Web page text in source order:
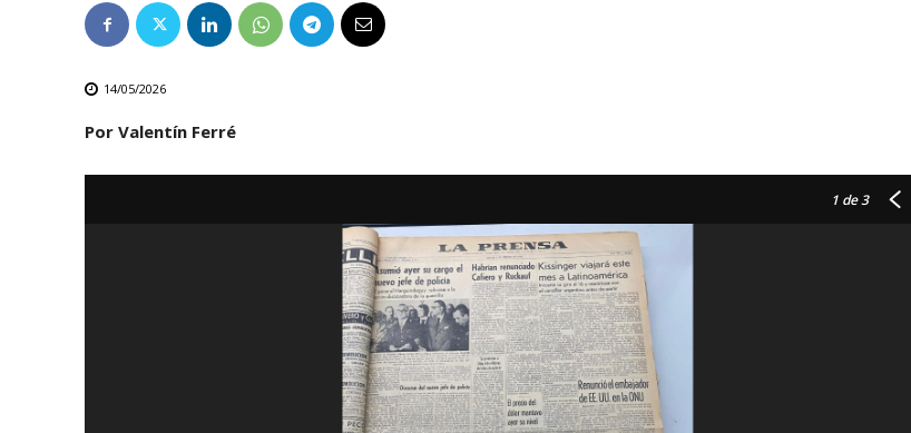
14/05/2026
Por Valentín Ferré
1de 3